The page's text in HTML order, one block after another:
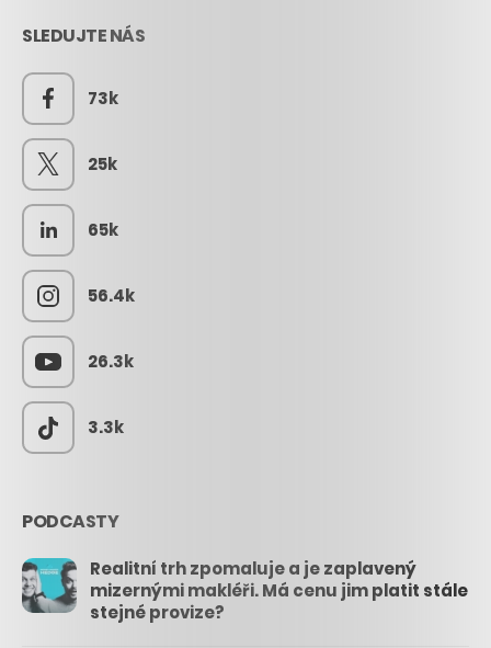
SLEDUJTE NÁS
73k
25k
65k
56.4k
26.3k
3.3k
PODCASTY
Realitní trh zpomaluje a je zaplavený
mizernými makléři. Má cenu jim platit stále
stejné provize?